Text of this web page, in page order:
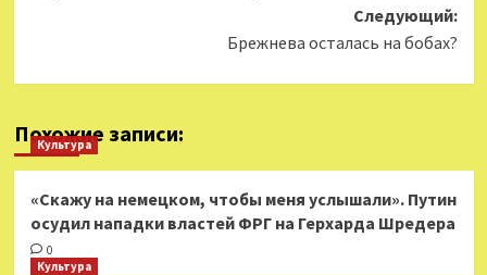
Следующий:
Брежнева осталась на бобах?
Похожие записи:
Культура
«Скажу на немецком, чтобы меня услышали». Путин
осудил нападки властей ФРГ на Герхарда Шредера
0
Культура